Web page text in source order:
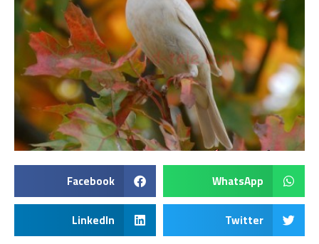
WhatsApp
Facebook
Twitter
LinkedIn